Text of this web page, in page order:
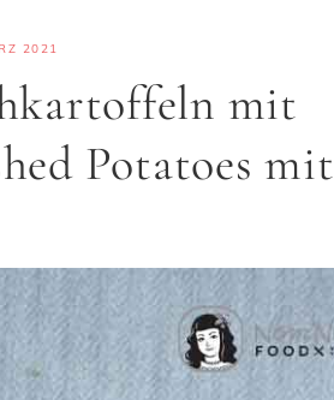
2021
mit
Potatoes mit